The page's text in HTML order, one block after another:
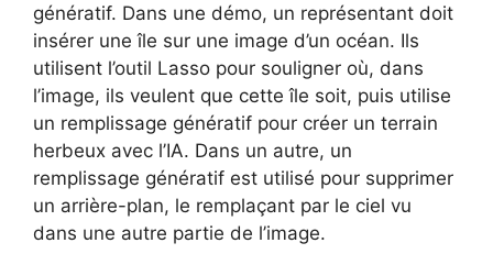
génératif. Dans une démo, un représentant doit
insérer une île sur une image d’un océan. Ils
utilisent l’outil Lasso pour souligner où, dans
l’image, ils veulent que cette île soit, puis utilise
un remplissage génératif pour créer un terrain
herbeux avec l’IA. Dans un autre, un
remplissage génératif est utilisé pour supprimer
un arrière-plan, le remplaçant par le ciel vu
dans une autre partie de l’image.